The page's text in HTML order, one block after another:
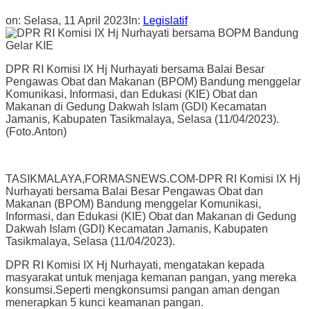
on: Selasa, 11 April 2023 In: Legislatif
DPR RI Komisi IX Hj Nurhayati bersama Balai Besar
Pengawas Obat dan Makanan (BPOM) Bandung menggelar
Komunikasi, Informasi, dan Edukasi (KIE) Obat dan
Makanan di Gedung Dakwah Islam (GDI) Kecamatan
Jamanis, Kabupaten Tasikmalaya, Selasa (11/04/2023).
(Foto.Anton)
TASIKMALAYA,FORMASNEWS.COM-DPR RI Komisi IX Hj
Nurhayati bersama Balai Besar Pengawas Obat dan
Makanan (BPOM) Bandung menggelar Komunikasi,
Informasi, dan Edukasi (KIE) Obat dan Makanan di Gedung
Dakwah Islam (GDI) Kecamatan Jamanis, Kabupaten
Tasikmalaya, Selasa (11/04/2023).
DPR RI Komisi IX Hj Nurhayati, mengatakan kepada
masyarakat untuk menjaga kemanan pangan, yang mereka
konsumsi.Seperti mengkonsumsi pangan aman dengan
menerapkan 5 kunci keamanan pangan.